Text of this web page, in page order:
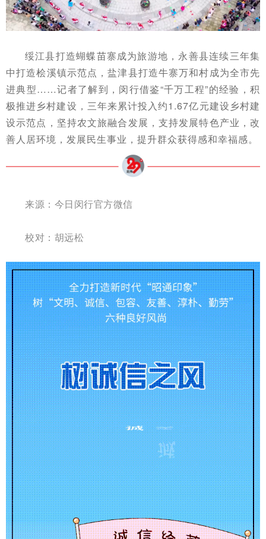
绥江县打造蝴蝶苗寨成为旅游地，永善县连续三年集
中打造桧溪镇示范点，盐津县打造牛寨万和村成为全市先
进典型……记者了解到，闵行借鉴“千万工程”的经验，积
极推进乡村建设，三年来累计投入约1.67亿元建设乡村建
设示范点，坚持农文旅融合发展，支持发展特色产业，改
善人居环境，发展民生事业，提升群众获得感和幸福感。
来源： 今日闵行官方微信
校对：胡远松